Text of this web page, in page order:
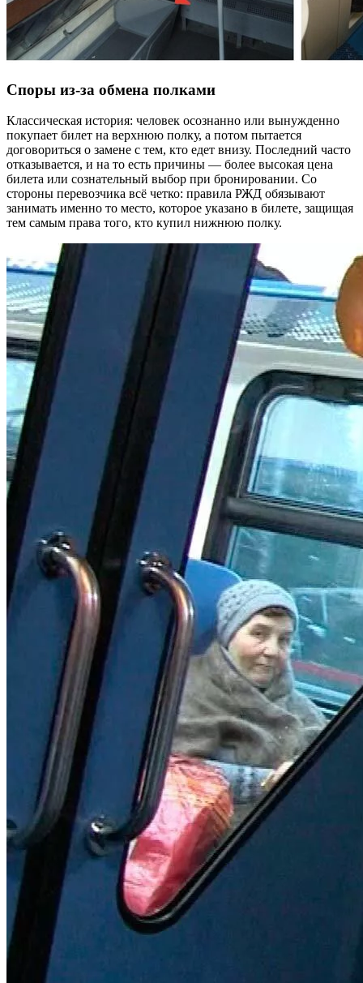
Споры из-за обмена полками
Классическая история: человек осознанно или вынужденно
покупает билет на верхнюю полку, а потом пытается
договориться о замене с тем, кто едет внизу. Последний часто
отказывается, и на то есть причины — более высокая цена
билета или сознательный выбор при бронировании. Со
стороны перевозчика всё четко: правила РЖД обязывают
занимать именно то место, которое указано в билете, защищая
тем самым права того, кто купил нижнюю полку.